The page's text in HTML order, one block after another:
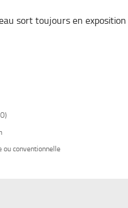
sort toujours en exposition
conventionnelle